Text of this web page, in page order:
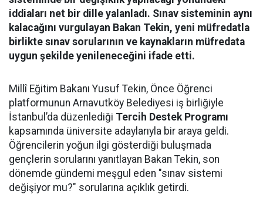
iddiaları net bir dille yalanladı. Sınav sisteminin aynı
kalacağını vurgulayan Bakan Tekin, yeni müfredatla
birlikte sınav sorularının ve kaynakların müfredata
uygun şekilde yenileneceğini ifade etti.
Millî Eğitim Bakanı Yusuf Tekin, Önce Öğrenci
platformunun Arnavutköy Belediyesi iş birliğiyle
İstanbul’da düzenlediği Tercih Destek Programı
kapsamında üniversite adaylarıyla bir araya geldi.
Öğrencilerin yoğun ilgi gösterdiği buluşmada
gençlerin sorularını yanıtlayan Bakan Tekin, son
dönemde gündemi meşgul eden "sınav sistemi
değişiyor mu?" sorularına açıklık getirdi.